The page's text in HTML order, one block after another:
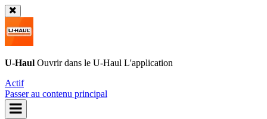
U-Haul Ouvrir dans le U-Haul L'application
Actif
Passer au contenu principal